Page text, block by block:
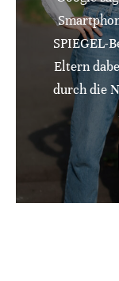
SPIEGEL-
Eltern
durch die